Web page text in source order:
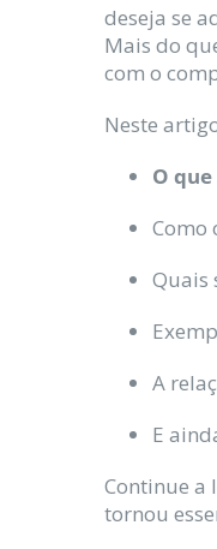
deseja se
Mais do
com o
Neste
O que
Como
Quais
A
E
Continue a
tornou